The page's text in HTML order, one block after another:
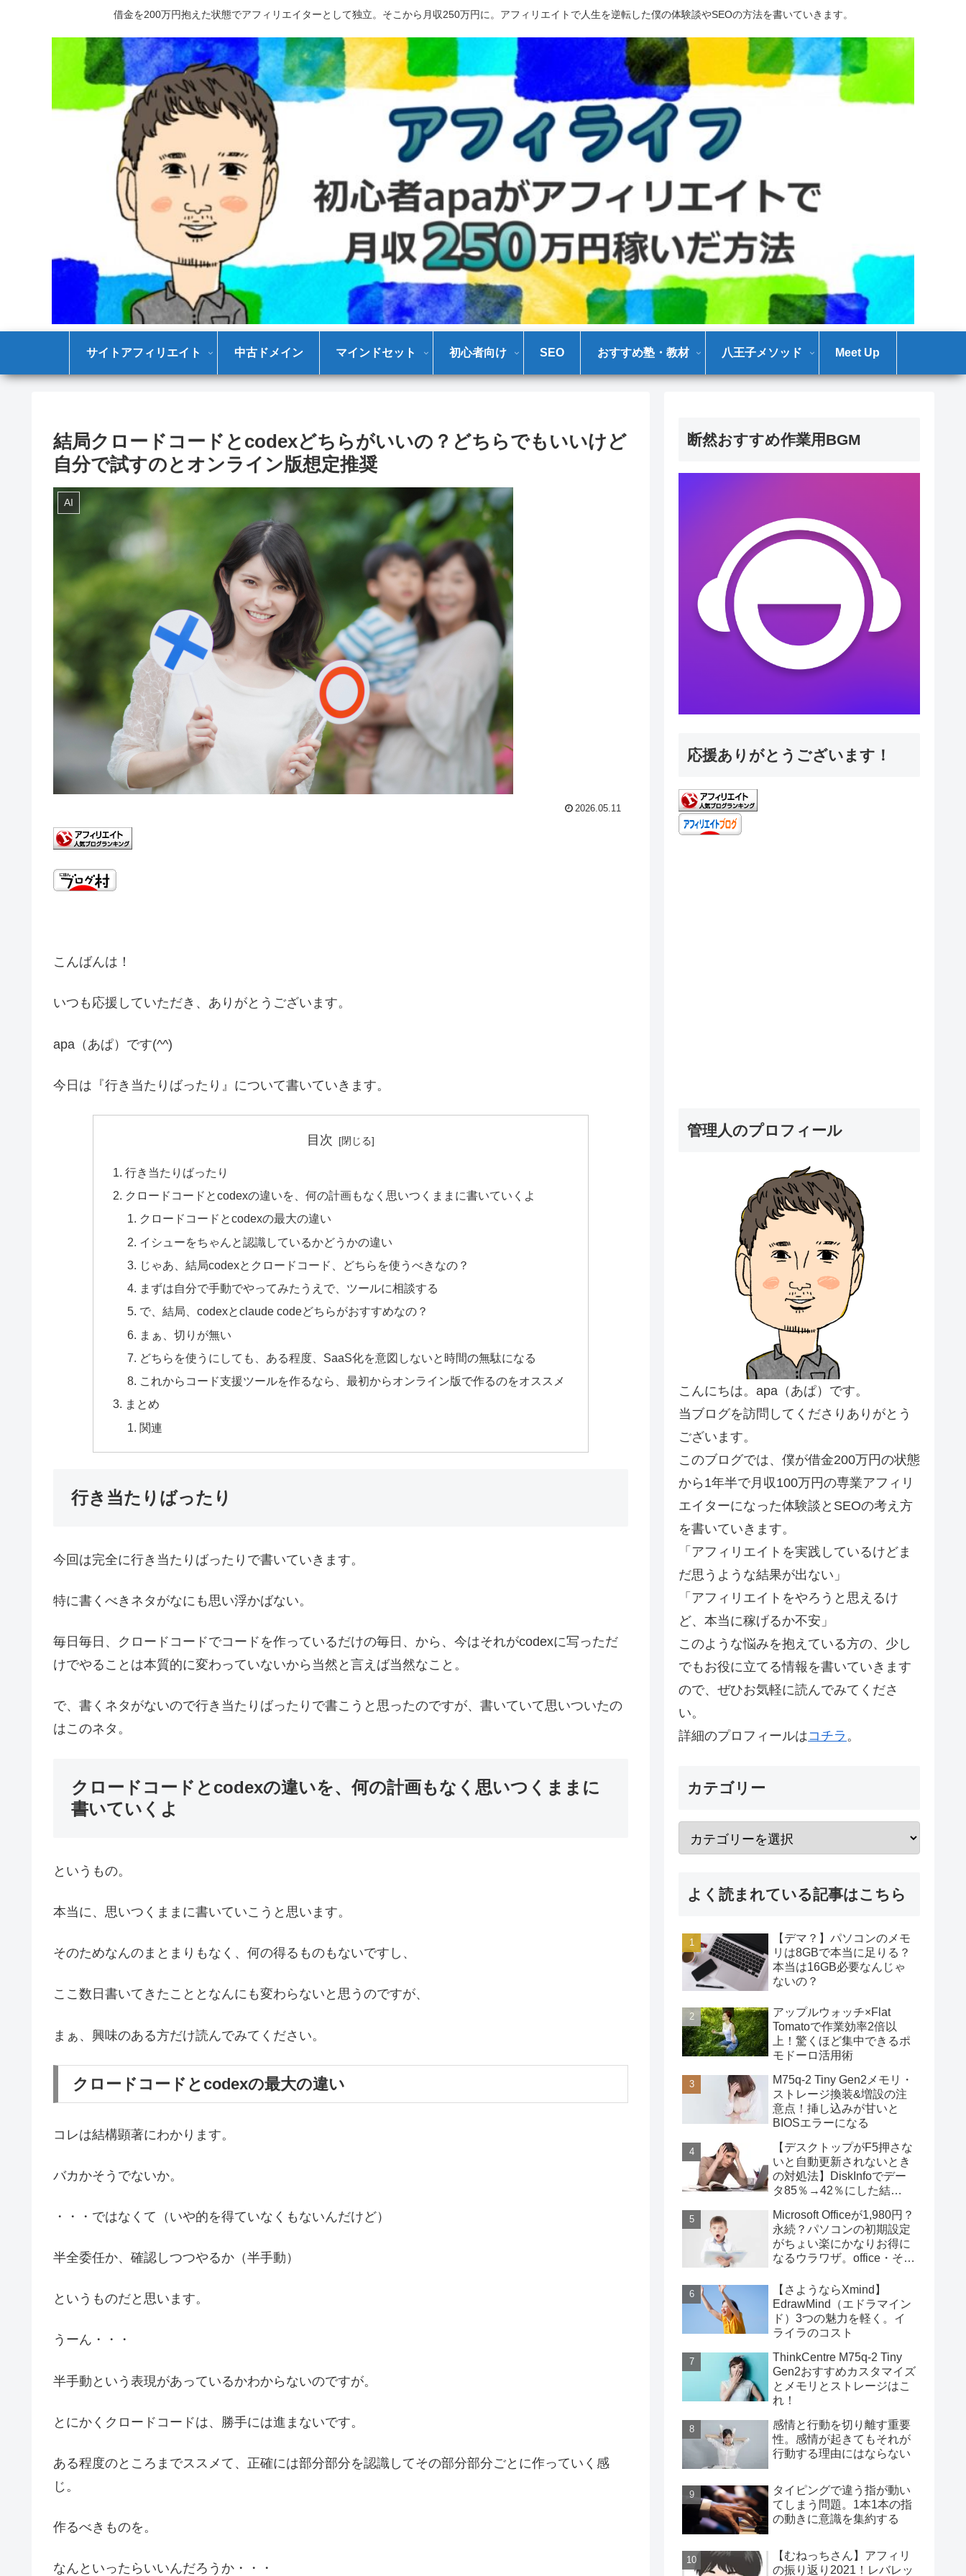
借金を200万円抱えた状態でアフィリエイターとして独立。そこから月収250万円に。アフィリエイトで人生を逆転した僕の体験談やSEOの方法を書いていきます。
サイトアフィリエイト 中古ドメイン マインドセット 初心者向け SEO おすすめ塾・教材 八王子メソッド Meet Up
結局クロードコードとcodexどちらがいいの？どちらでもいいけど
自分で試すのとオンライン版想定推奨
AI
2026.05.11
こんばんは！
いつも応援していただき、ありがとうございます。
apa（あぱ）です(^^)
今日は『行き当たりばったり』について書いていきます。
目次
行き当たりばったり
クロードコードとcodexの違いを、何の計画もなく思いつくままに書いていくよ
クロードコードとcodexの最大の違い
イシューをちゃんと認識しているかどうかの違い
じゃあ、結局codexとクロードコード、どちらを使うべきなの？
まずは自分で手動でやってみたうえで、ツールに相談する
で、結局、codexとclaude codeどちらがおすすめなの？
まぁ、切りが無い
どちらを使うにしても、ある程度、SaaS化を意図しないと時間の無駄になる
これからコード支援ツールを作るなら、最初からオンライン版で作るのをオススメ
まとめ
関連
行き当たりばったり
今回は完全に行き当たりばったりで書いていきます。
特に書くべきネタがなにも思い浮かばない。
毎日毎日、クロードコードでコードを作っているだけの毎日、から、今はそれがcodexに写っただ
けでやることは本質的に変わっていないから当然と言えば当然なこと。
で、書くネタがないので行き当たりばったりで書こうと思ったのですが、書いていて思いついたの
はこのネタ。
クロードコードとcodexの違いを、何の計画もなく思いつくままに
書いていくよ
というもの。
本当に、思いつくままに書いていこうと思います。
そのためなんのまとまりもなく、何の得るものもないですし、
ここ数日書いてきたこととなんにも変わらないと思うのですが、
まぁ、興味のある方だけ読んでみてください。
クロードコードとcodexの最大の違い
コレは結構顕著にわかります。
バカかそうでないか。
・・・ではなくて（いや的を得ていなくもないんだけど）
半全委任か、確認しつつやるか（半手動）
というものだと思います。
うーん・・・
半手動という表現があっているかわからないのですが。
とにかくクロードコードは、勝手には進まないです。
ある程度のところまでススメて、正確には部分部分を認識してその部分部分ごとに作っていく感
じ。
作るべきものを。
なんといったらいいんだろうか・・・
断然おすすめ作業用BGM
応援ありがとうございます！
管理人のプロフィール
こんにちは。apa（あぱ）です。
当ブログを訪問してくださりありがとう
ございます。
このブログでは、僕が借金200万円の状態
から1年半で月収100万円の専業アフィリ
エイターになった体験談とSEOの考え方
を書いていきます。
「アフィリエイトを実践しているけどま
だ思うような結果が出ない」
「アフィリエイトをやろうと思えるけ
ど、本当に稼げるか不安」
このような悩みを抱えている方の、少し
でもお役に立てる情報を書いていきます
ので、ぜひお気軽に読んでみてくださ
い。
詳細のプロフィールはコチラ 。
カテゴリー
よく読まれている記事はこちら
【デマ？】パソコンのメモ
リは8GBで本当に足りる？
本当は16GB必要なんじゃ
ないの？
アップルウォッチ×Flat
Tomatoで作業効率2倍以
上！驚くほど集中できるポ
モドーロ活用術
M75q-2 Tiny Gen2メモリ・
ストレージ換装&増設の注
意点！挿し込みが甘いと
BIOSエラーになる
【デスクトップがF5押さな
いと自動更新されないとき
の対処法】DiskInfoでデー
タ85％→42％にした結
Microsoft Officeが1,980円？
永続？パソコンの初期設定
がちょい楽にかなりお得に
なるウラワザ。office・その
【さようならXmind】
EdrawMind（エドラマイン
ド）3つの魅力を軽く。イ
ライラのコスト
ThinkCentre M75q-2 Tiny
Gen2おすすめカスタマイズ
とメモリとストレージはこ
れ！
感情と行動を切り離す重要
性。感情が起きてもそれが
行動する理由にはならない
タイピングで違う指が動い
てしまう問題。1本1本の指
の動きに意識を集約する
【むねっちさん】アフィリ
の振り返り2021！レバレッ